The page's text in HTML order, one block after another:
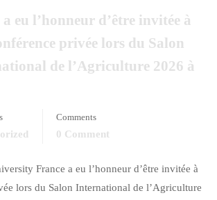
eu l’honneur d’être invitée à
privée lors du Salon
de l’Agriculture 2026 à
Comments
0 Comment
France a eu l’honneur d’être invitée à
lors du Salon International de l’Agriculture